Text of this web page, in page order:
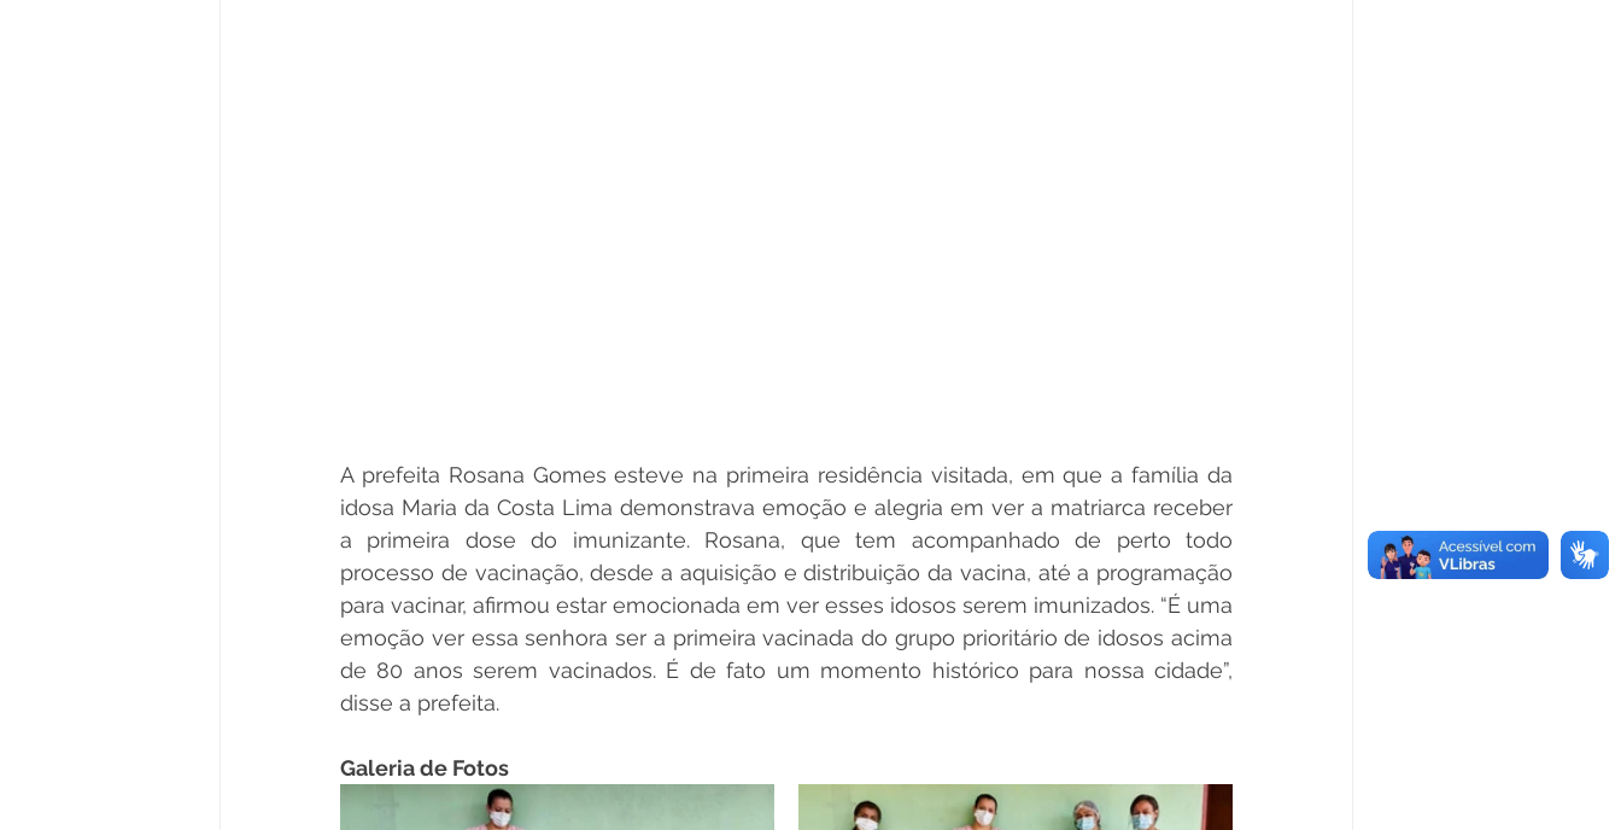
A prefeita Rosana Gomes esteve na primeira residência visitada, em que a família da
idosa Maria da Costa Lima demonstrava emoção e alegria em ver a matriarca receber
a primeira dose do imunizante. Rosana, que tem acompanhado de perto todo
processo de vacinação, desde a aquisição e distribuição da vacina, até a programação
para vacinar, afirmou estar emocionada em ver esses idosos serem imunizados. “É uma
emoção ver essa senhora ser a primeira vacinada do grupo prioritário de idosos acima
de 80 anos serem vacinados. É de fato um momento histórico para nossa cidade”,
disse a prefeita.
Galeria de Fotos